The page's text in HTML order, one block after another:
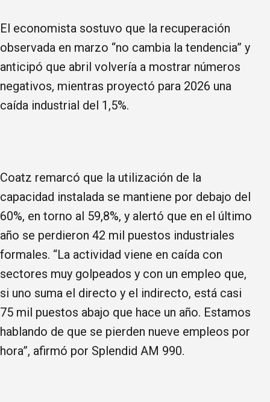
El economista sostuvo que la recuperación
observada en marzo “no cambia la tendencia” y
anticipó que abril volvería a mostrar números
negativos, mientras proyectó para 2026 una
caída industrial del 1,5%.
Coatz remarcó que la utilización de la
capacidad instalada se mantiene por debajo del
60%, en torno al 59,8%, y alertó que en el último
año se perdieron 42 mil puestos industriales
formales. “La actividad viene en caída con
sectores muy golpeados y con un empleo que,
si uno suma el directo y el indirecto, está casi
75 mil puestos abajo que hace un año. Estamos
hablando de que se pierden nueve empleos por
hora”, afirmó por Splendid AM 990.